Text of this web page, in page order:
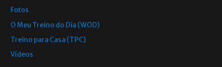
Fotos
O Meu Treino do Dia (WOD)
Treino para Casa (TPC)
Vídeos